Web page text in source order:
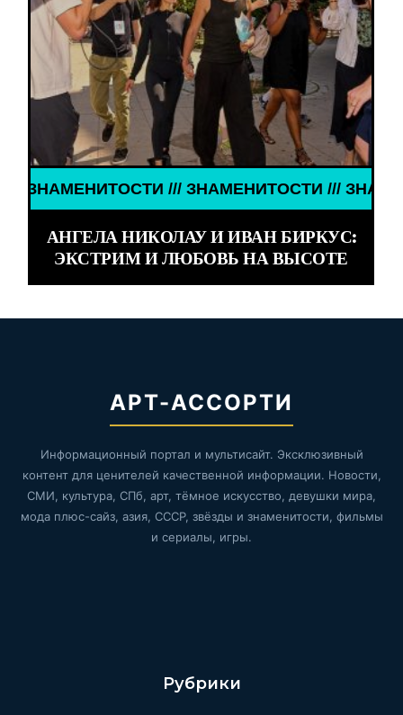
/// ЗНАМЕНИТОСТИ /// ЗНАМЕНИТОСТИ ///
АНГЕЛА НИКОЛАУ И ИВАН БИРКУС:
ЭКСТРИМ И ЛЮБОВЬ НА ВЫСОТЕ
АРТ-АССОРТИ
Информационный портал и мультисайт. Эксклюзивный
контент для ценителей качественной информации. Новости,
СМИ, культура, СПб, арт, тёмное искусство, девушки мира,
мода плюс-сайз, азия, СССР, звёзды и знаменитости, фильмы
и сериалы, игры.
Рубрики